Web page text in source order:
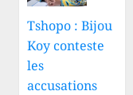
Tshopo : Bijou
Koy conteste
les
accusations